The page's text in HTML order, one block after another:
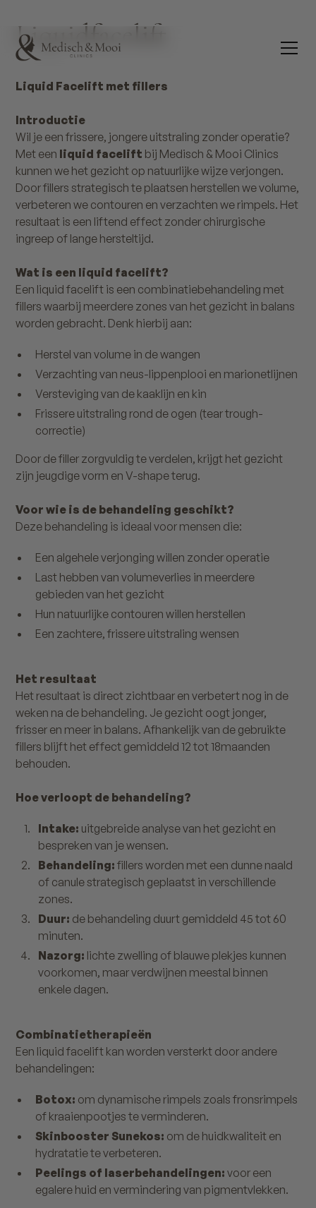
Liquidfacelift
Liquid Facelift met fillers
Introductie
Wil je een frissere, jongere uitstraling zonder operatie?
Met een liquid facelift bij Medisch & Mooi Clinics
kunnen we het gezicht op natuurlijke wijze verjongen.
Door fillers strategisch te plaatsen herstellen we volume,
verbeteren we contouren en verzachten we rimpels. Het
resultaat is een liftend effect zonder chirurgische
ingreep of lange hersteltijd.
Wat is een liquid facelift?
Een liquid facelift is een combinatiebehandeling met
fillers waarbij meerdere zones van het gezicht in balans
worden gebracht. Denk hierbij aan:
Herstel van volume in de wangen
Verzachting van neus-lippenplooi en marionetlijnen
Versteviging van de kaaklijn en kin
Frissere uitstraling rond de ogen (tear trough-
correctie)
Door de filler zorgvuldig te verdelen, krijgt het gezicht
zijn jeugdige vorm en V-shape terug.
Voor wie is de behandeling geschikt?
Deze behandeling is ideaal voor mensen die:
Een algehele verjonging willen zonder operatie
Last hebben van volumeverlies in meerdere
gebieden van het gezicht
Hun natuurlijke contouren willen herstellen
Een zachtere, frissere uitstraling wensen
Het resultaat
Het resultaat is direct zichtbaar en verbetert nog in de
weken na de behandeling. Je gezicht oogt jonger,
frisser en meer in balans. Afhankelijk van de gebruikte
fillers blijft het effect gemiddeld 12 tot 18maanden
behouden.
Hoe verloopt de behandeling?
Intake: uitgebreide analyse van het gezicht en
bespreken van je wensen.
Behandeling: fillers worden met een dunne naald
of canule strategisch geplaatst in verschillende
zones.
Duur: de behandeling duurt gemiddeld 45 tot 60
minuten.
Nazorg: lichte zwelling of blauwe plekjes kunnen
voorkomen, maar verdwijnen meestal binnen
enkele dagen.
Combinatietherapieën
Een liquid facelift kan worden versterkt door andere
behandelingen:
Botox: om dynamische rimpels zoals fronsrimpels
of kraaienpootjes te verminderen.
Skinbooster Sunekos: om de huidkwaliteit en
hydratatie te verbeteren.
Peelings of laserbehandelingen: voor een
egalere huid en vermindering van pigmentvlekken.